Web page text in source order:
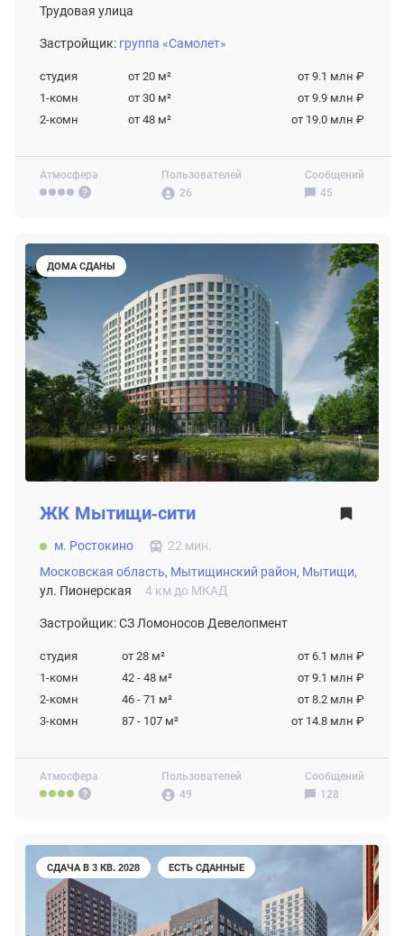
Атмосфера
Пользователей
26
Сообщений
45
Трудовая улица
Застройщик: группа «Самолет»
студия от 20 м²
от 9.1 млн ₽
1-комн
от 30 м²
от 9.9 млн ₽
2-комн
от 48 м² от 19.0 млн ₽
ДОМА СДАНЫ
Атмосфера
Пользователей
49
Сообщений
128
ЖК Мытищи-сити
м. Ростокино
22 мин.
Московская область, Мытищинский район, Мытищи,
ул. Пионерская
4 км до МКАД
Застройщик: СЗ Ломоносов Девелопмент
студия от 28 м²
от 6.1 млн ₽
1-комн
42 - 48 м²
от 9.1 млн ₽
2-комн
46 - 71 м²
от 8.2 млн ₽
3-комн
87 - 107 м² от 14.8 млн ₽
СДАЧА В 3 КВ. 2028 ЕСТЬ СДАННЫЕ